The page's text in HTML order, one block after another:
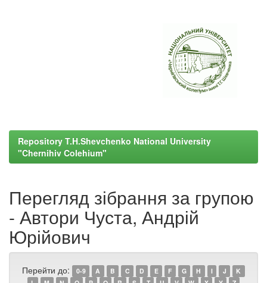
Repository T.H.Shevchenko National University
"Chernihiv Colehium"
Перегляд зібрання за групою
- Автори Чуста, Андрій
Юрійович
Перейти до: 0-9 A B C D E F G H I J
K